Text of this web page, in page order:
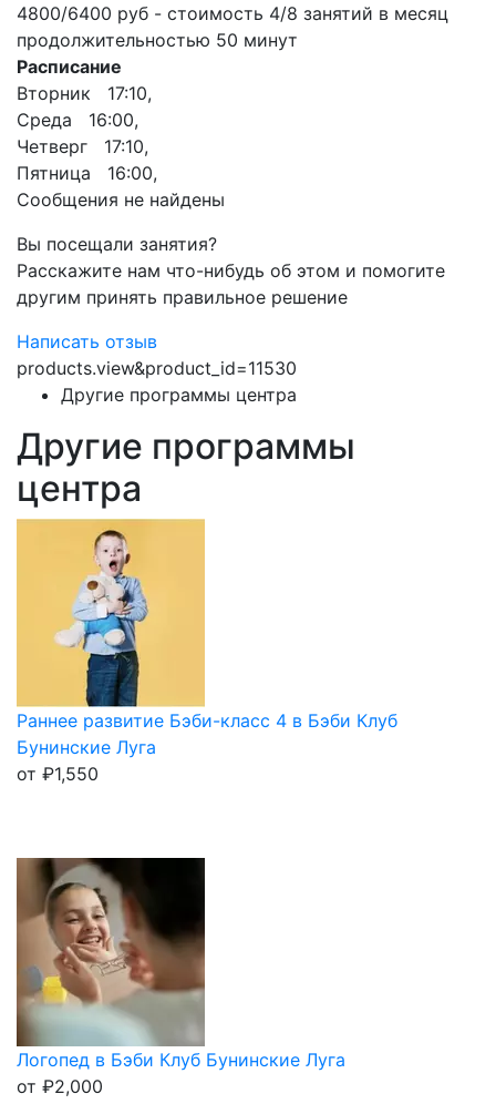
4800/6400 руб - стоимость 4/8 занятий в месяц
продолжительностью 50 минут
Расписание
Вторник 17:10,
Среда 16:00,
Четверг 17:10,
Пятница 16:00,
Сообщения не найдены
Вы посещали занятия?
Расскажите нам что-нибудь об этом и помогите
другим принять правильное решение
Написать отзыв
products.view&product_id=11530
Другие программы центра
Другие программы
центра
Раннее развитие Бэби-класс 4 в Бэби Клуб
Бунинские Луга
от ₽1,550
Логопед в Бэби Клуб Бунинские Луга
от ₽2,000